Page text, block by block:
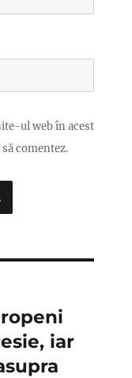
ul web în acest
comentez.
iar